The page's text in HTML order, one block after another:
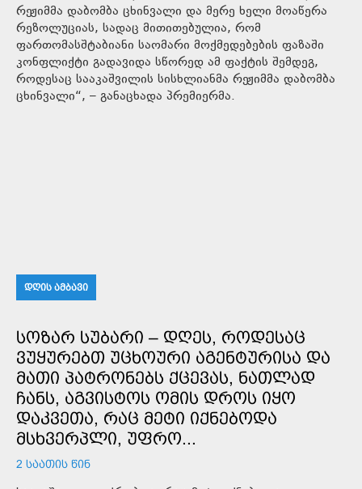
რეჟიმმა დაბომბა ცხინვალი და მერე ხელი მოაწერა
რეზოლუციას, სადაც მითითებულია, რომ
ფართომასშტაბიანი საომარი მოქმედებების ფაზაში
კონფლიქტი გადავიდა სწორედ ამ ფაქტის შემდეგ,
როდესაც სააკაშვილის სისხლიანმა რეჟიმმა დაბომბა
ცხინვალი“, – განაცხადა პრემიერმა.
ᲓᲦᲘᲡ ᲐᲛᲑᲐᲕᲘ
ᲡᲝᲖᲐᲠ ᲡᲣᲑᲐᲠᲘ – ᲓᲦᲔᲡ, ᲠᲝᲓᲔᲡᲐᲪ
ᲕᲣᲧᲣᲠᲔᲑᲗ ᲣᲪᲮᲝᲣᲠᲘ ᲐᲒᲔᲜᲢᲣᲠᲘᲡᲐ ᲓᲐ
ᲛᲐᲗᲘ ᲞᲐᲢᲠᲝᲜᲔᲑᲡ ᲥᲪᲔᲕᲐᲡ, ᲜᲐᲗᲚᲐᲓ
ᲩᲐᲜᲡ, ᲐᲒᲕᲘᲡᲢᲝᲡ ᲝᲛᲘᲡ ᲓᲠᲝᲡ ᲘᲧᲝ
ᲓᲐᲙᲕᲔᲗᲐ, ᲠᲐᲪ ᲛᲔᲢᲘ ᲘᲥᲜᲔᲑᲝᲓᲐ
ᲛᲡᲮᲕᲔᲠᲞᲚᲘ, ᲣᲤᲠᲝ...
2 ᲡᲐᲐᲗᲘᲡ ᲬᲘᲜ